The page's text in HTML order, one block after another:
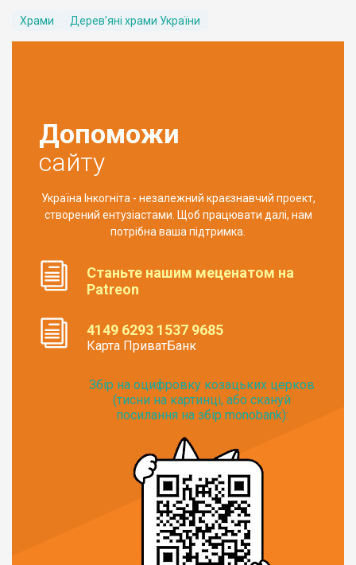
Храми Дерев'яні храми України
Допоможи
сайту
Україна Інкогніта - незалежний краєзнавчий проект,
створений ентузіастами. Щоб працювати далі, нам
потрібна ваша підтримка.
Станьте нашим меценатом на
Patreon
4149 6293 1537 9685
Карта ПриватБанк
Збір на оцифровку козацьких церков
(тисни на картинці, або скануй
посилання на збір monobank):